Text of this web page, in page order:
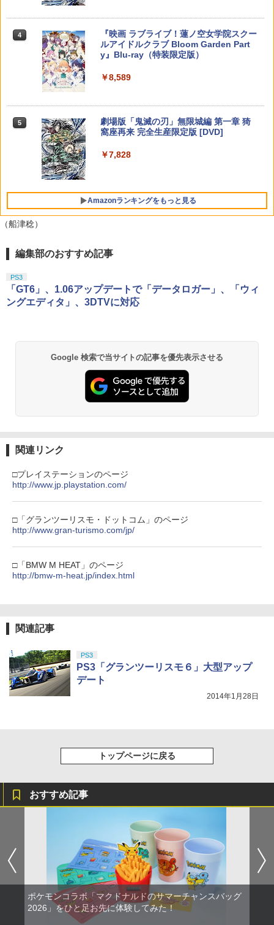
ndo Switch 2 Edition(【早期購入封入
アークシステムワークス 【Switch2】デ
￥5,740
4
【特典】AKIBA LOST PS5版(【初回封
入特典】ゲーム内デジタルアイテム（特
典スチル画像）)
￥5,507
5
【店内全品P10倍 8/4〜要エントリー】
【中古】[PS5] プラグマタ(PRAGMATA)
通常版 カプコン(20260417)
￥5,640
￥1,218
E【予約特典】武器パーツ「ラクーン
￥1,310
4
【楽天ブックス限定連動購入特典】『無
職転生3 ～異世界行ったら本気だす～』
Chapter 1 (初回生産限定版)【Blu-ray】
(描き下ろしアクリルスタンド(描き下ろ
しキャラクター：シルフィエット・グレ
【楽天ブックス限定連動購入特典】『無
Chapter 2 (初回生産限定版)【Blu-ray】
￥17,600
4
ニンテンドープリペイド番号 9000円|オ
ンラインコード版
￥9,000
5
ニンテンドープリペイド番号 5000円|オ
ンラインコード版
￥5,000
トローラー ミッドナイト ブラック(CFI-
ZCT2J01)
トローラー(CFI-ZCT2J)
4
【純正品】Xbox ワイヤレス コントロー
ラー + USB-C® ケーブル
5
Xbox プリペイドカード 5,000円 デジタ
ルコード 【旧 Xbox ギフトカード】 [オ
ンラインコード]
￥5,000
4
『映画 ラブライブ！蓮ノ空女学院スクー
ルアイドルクラブ Bloom Garden Part
y』Blu-ray（特装限定版）
￥8,589
5
劇場版「鬼滅の刃」無限城編 第一章 猗
窩座再来 完全生産限定版 [DVD]
￥7,828
Amazonランキングをもっと見る
（船津稔）
編集部のおすすめ記事
PS3
「GT6」、1.06アップデートで「データロガー」、「ウィ
ングエディタ」、3DTVに対応
Google 検索で当サイトの記事を優先表示させる
関連リンク
□プレイステーションのページ
http://www.jp.playstation.com/
□「グランツーリスモ・ドットコム」のページ
http://www.gran-turismo.com/jp/
□「BMW M HEAT」のページ
http://bmw-m-heat.jp/index.html
関連記事
PS3
PS3「グランツーリスモ６」大型アップ
デート
2014年1月28日
トップページに戻る
おすすめ記事
ポケモンコラボ「マクドナルドのサマーチャンスバッグ
2026」をひと足お先に体験してみた！